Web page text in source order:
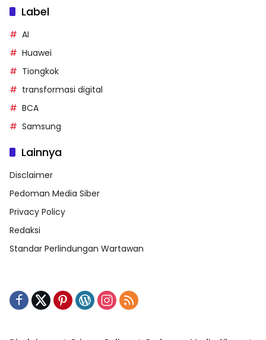
Label
AI
Huawei
Tiongkok
transformasi digital
BCA
Samsung
Lainnya
Disclaimer
Pedoman Media Siber
Privacy Policy
Redaksi
Standar Perlindungan Wartawan